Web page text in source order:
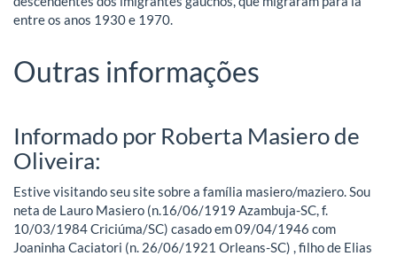
entre os anos 1930 e 1970.
Outras informações
Informado por Roberta Masiero de
Oliveira:
Estive visitando seu site sobre a família masiero/maziero. Sou
neta de Lauro Masiero (n.16/06/1919 Azambuja-SC, f.
10/03/1984 Criciúma/SC) casado em 09/04/1946 com
Joaninha Caciatori (n. 26/06/1921 Orleans-SC) , filho de Elias